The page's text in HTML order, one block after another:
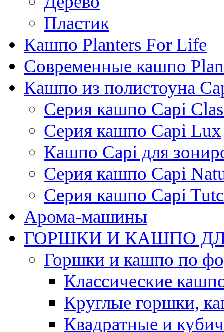
Пластик
Кашпо Planters For Life
Современные кашпо
Кашпо из полистоуна
Серия кашпо Capi
Серия кашпо Capi Lux
Кашпо Capi для
Серия кашпо Capi
Серия кашпо Capi
Арома-машины
ГОРШКИ И КАШПО
Горшки и кашпо по
Классические
Круглые горшки,
Квадратные и